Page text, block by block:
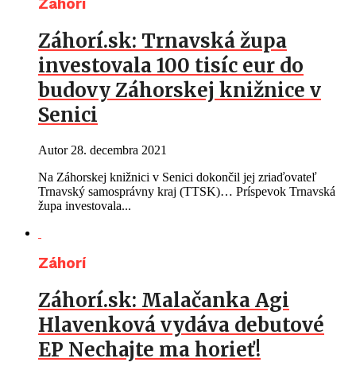
Záhorí
Záhorí.sk: Trnavská župa
investovala 100 tisíc eur do
budovy Záhorskej knižnice v
Senici
Autor 28. decembra 2021
Na Záhorskej knižnici v Senici dokončil jej zriaďovateľ
Trnavský samosprávny kraj (TTSK)… Príspevok Trnavská
župa investovala...
Záhorí
Záhorí.sk: Malačanka Agi
Hlavenková vydáva debutové
EP Nechajte ma horieť!